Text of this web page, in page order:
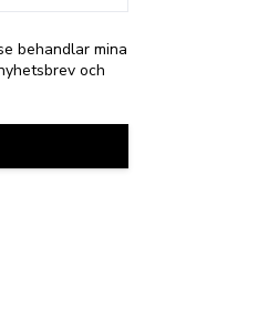
behandlar mina
och